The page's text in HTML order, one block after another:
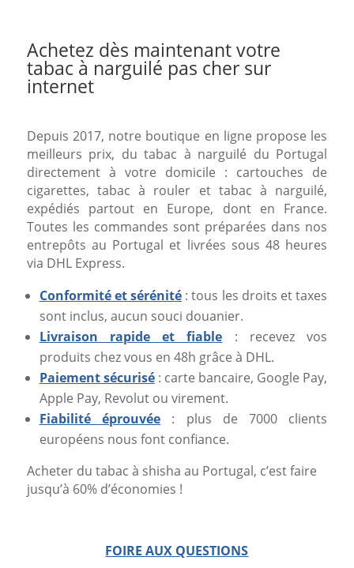
Achetez dès maintenant votre
tabac à narguilé pas cher sur
internet
Depuis 2017, notre boutique en ligne propose les
meilleurs prix, du tabac à narguilé du Portugal
directement à votre domicile : cartouches de
cigarettes, tabac à rouler et tabac à narguilé,
expédiés partout en Europe, dont en France.
Toutes les commandes sont préparées dans nos
entrepôts au Portugal et livrées sous 48 heures
via DHL Express.
Conformité et sérénité : tous les droits et taxes
sont inclus, aucun souci douanier.
Livraison rapide et fiable : recevez vos
produits chez vous en 48h grâce à DHL.
Paiement sécurisé: carte bancaire, Google Pay,
Apple Pay, Revolut ou virement.
Fiabilité éprouvée: plus de 7000 clients
européens nous font confiance.
Acheter du tabac à shisha au Portugal, c’est faire
jusqu’à 60% d’économies !
FOIRE AUX QUESTIONS